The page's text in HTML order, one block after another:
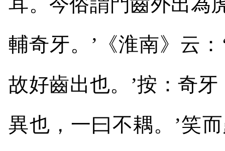
輔奇牙。’《淮南》云
故好齒出也。’按：奇牙
異也，一曰不耦。’笑